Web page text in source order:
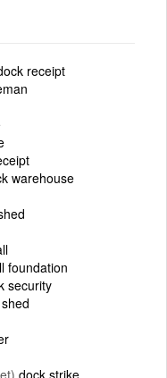
receipt
warehouse
foundation
security
dock strike